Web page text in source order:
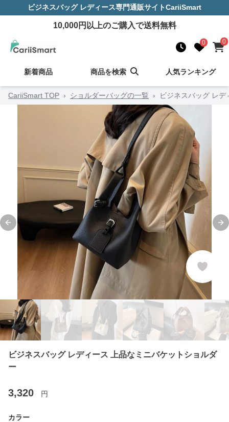
ビジネスバッグ レディース専門通販サイトCariiSmart
10,000円以上のご購入で送料無料
0 0
新着商品 商品を検索 人気ランキング
CariiSmart TOP › ショルダーバッグの一覧 › ビジネスバッグ レ
Previous slide
ビジネスバッグ レディース 上品なミニバケットショルダ
ー
3,320 円
カラー